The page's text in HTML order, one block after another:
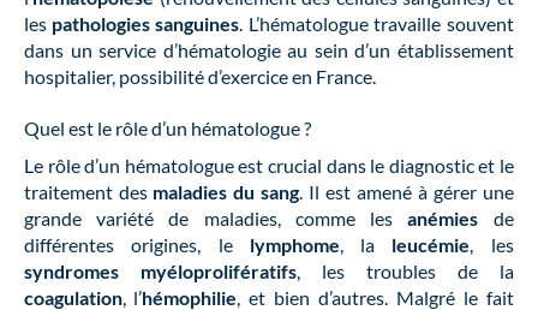
les pathologies sanguines . L’hématologue travaille souvent
dans un service d’hématologie au sein d’un établissement
hospitalier, possibilité d’exercice en France.
Quel est le rôle d’un hématologue ?
Le rôle d’un hématologue est crucial dans le diagnostic et le
traitement des maladies du sang. Il est amené à gérer une
grande variété de maladies, comme les anémies de
différentes origines, le lymphome , la leucémie , les
syndromes myéloprolifératifs , les troubles de la
coagulation , l’hémophilie , et bien d’autres. Malgré le fait